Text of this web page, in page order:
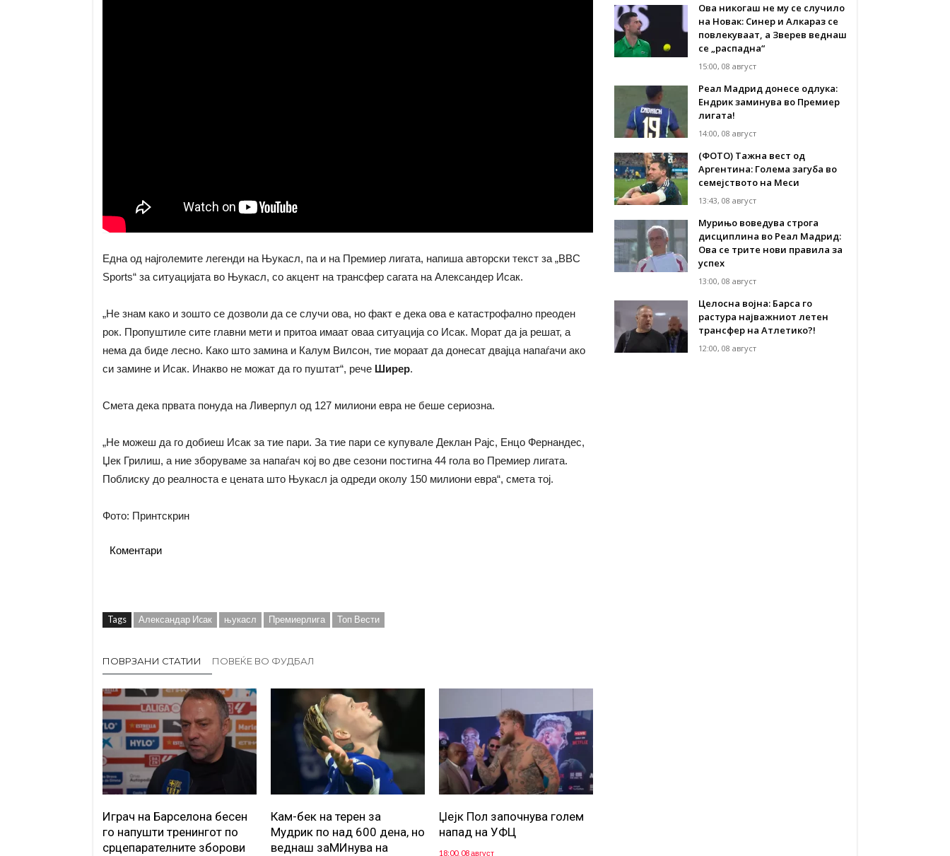
Една од најголемите легенди на Њукасл, па и на Премиер лигата, напиша авторски текст за „BBC
Sports“ за ситуацијата во Њукасл, со акцент на трансфер сагата на Александер Исак.
„Не знам како и зошто се дозволи да се случи ова, но факт е дека ова е катастрофално преоден
рок. Пропуштиле сите главни мети и притоа имаат оваа ситуација со Исак. Морат да ја решат, а
нема да биде лесно. Како што замина и Калум Вилсон, тие мораат да донесат двајца напаѓачи ако
си замине и Исак. Инакво не можат да го пуштат“, рече Ширер.
Смета дека првата понуда на Ливерпул од 127 милиони евра не беше сериозна.
„Не можеш да го добиеш Исак за тие пари. За тие пари се купувале Деклан Рајс, Енцо Фернандес,
Џек Грилиш, а ние зборуваме за напаѓач кој во две сезони постигна 44 гола во Премиер лигата.
Поблиску до реалноста е цената што Њукасл ја одреди околу 150 милиони евра“, смета тој.
Фото: Принтскрин
Коментари
Tags Александар Иcак њукасл Премиерлига Топ Вести
ПОВРЗАНИ СТАТИИ ПОВЕЌЕ ВО ФУДБАЛ
Играч на Барселона бесен
го напушти тренингот по
срцепарателните зборови
Кам-бек на терен за
Мудрик по над 600 дена, но
веднаш заМИнува на
Џејк Пол започнува голем
напад на УФЦ
18:00, 08 август
Ова никогаш не му се случило
на Новак: Синер и Алкараз се
повлекуваат, а Зверев веднаш
се „распадна“
15:00, 08 август
Реал Мадрид донесе одлука:
Eндрик заминува во Премиер
лигата!
14:00, 08 август
(ФОТО) Тажна вест од
Аргентина: Голема загуба во
семејството на Меси
13:43, 08 август
Мурињо воведува строга
дисциплина во Реал Мадрид:
Ова се трите нови правила за
успех
13:00, 08 август
Целосна војна: Барса го
растура најважниот летен
трансфер на Атлетико?!
12:00, 08 август